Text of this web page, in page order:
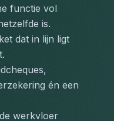
functie vol
is.
dat in lijn ligt
én een
werkvloer